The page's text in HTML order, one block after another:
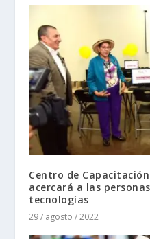
Centro de
acercará a las
tecnologías
29 / agosto / 2022